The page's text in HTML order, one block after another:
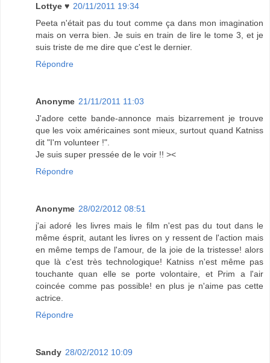
Lottye ♥ 20/11/2011 19:34
Peeta n'était pas du tout comme ça dans mon imagination
mais on verra bien. Je suis en train de lire le tome 3, et je
suis triste de me dire que c'est le dernier.
Répondre
Anonyme 21/11/2011 11:03
J'adore cette bande-annonce mais bizarrement je trouve
que les voix américaines sont mieux, surtout quand Katniss
dit "I'm volunteer !".
Je suis super pressée de le voir !! ><
Répondre
Anonyme 28/02/2012 08:51
j'ai adoré les livres mais le film n'est pas du tout dans le
même ésprit, autant les livres on y ressent de l'action mais
en même temps de l'amour, de la joie de la tristesse! alors
que là c'est très technologique! Katniss n'est même pas
touchante quan elle se porte volontaire, et Prim a l'air
coincée comme pas possible! en plus je n'aime pas cette
actrice.
Répondre
Sandy 28/02/2012 10:09